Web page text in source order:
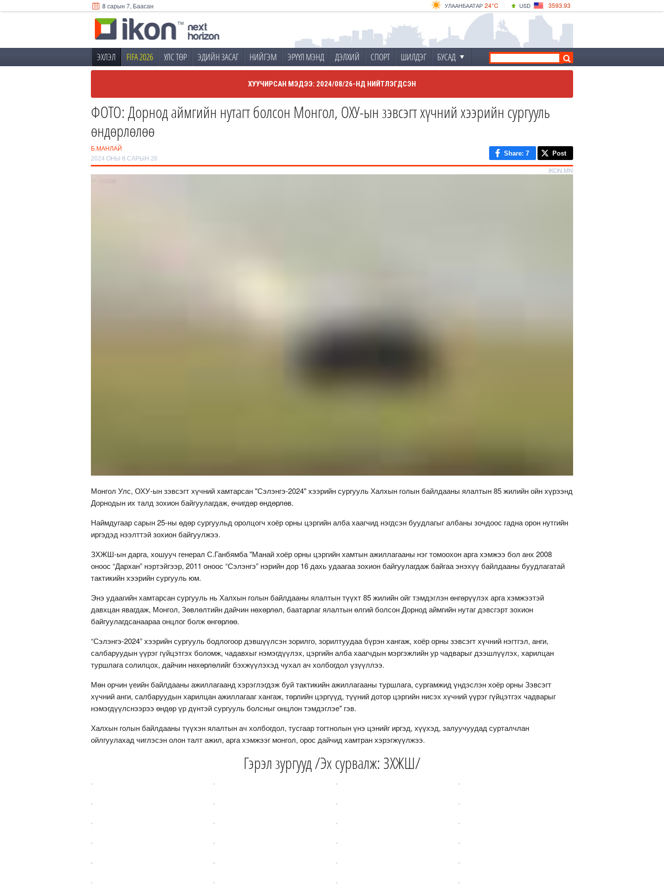
8 сарын 7, Баасан 24°C
УЛААНБААТАР
28°C
ДАРХАН
24°C
ЭРДЭНЭТ
USD 3593.93
4149.01
ЭХЛЭЛ FIFA 2026 УЛС ТӨР ЭДИЙН ЗАСАГ НИЙГЭМ ЭРҮҮЛ МЭНД ДЭЛХИЙ СПОРТ ШИЛДЭГ БУСАД
ХУУЧИРСАН МЭДЭЭ: 2024/08/26-НД НИЙТЛЭГДСЭН
ФОТО: Дорнод аймгийн нутагт болсон Монгол, ОХУ-ын зэвсэгт хүчний хээрийн сургууль
өндөрлөлөө
Б.МАНЛАЙ
2024 ОНЫ 8 САРЫН 26
Share: 7 Post
IKON.MN
Монгол Улс, ОХУ-ын зэвсэгт хүчний хамтарсан "Сэлэнгэ-2024" хээрийн сургууль Халхын голын байлдааны ялалтын 85 жилийн ойн хүрээнд
Дорнодын их талд зохион байгуулагдаж, өчигдөр өндөрлөв.
Наймдугаар сарын 25-ны өдөр сургуульд оролцогч хоёр орны цэргийн алба хаагчид нэгдсэн буудлагыг албаны зочдоос гадна орон нутгийн
иргэдэд нээлттэй зохион байгуулжээ.
ЗХЖШ-ын дарга, хошууч генерал С.Ганбямба "Манай хоёр орны цэргийн хамтын ажиллагааны нэг томоохон арга хэмжээ бол анх 2008
оноос “Дархан” нэртэйгээр, 2011 оноос “Сэлэнгэ” нэрийн дор 16 дахь удаагаа зохион байгуулагдаж байгаа энэхүү байлдааны буудлагатай
тактикийн хээрийн сургууль юм.
Энэ удаагийн хамтарсан сургууль нь Халхын голын байлдааны ялалтын түүхт 85 жилийн ойг тэмдэглэн өнгөрүүлэх арга хэмжээтэй
давхцан явагдаж, Монгол, Зөвлөлтийн дайчин нөхөрлөл, баатарлаг ялалтын өлгий болсон Дорнод аймгийн нутаг дэвсгэрт зохион
байгуулагдсанаараа онцлог болж өнгөрлөө.
“Сэлэнгэ-2024” хээрийн сургууль бодлогоор дэвшүүлсэн зорилго, зорилтуудаа бүрэн хангаж, хоёр орны зэвсэгт хүчний нэгтгэл, анги,
салбаруудын үүрэг гүйцэтгэх боломж, чадавхыг нэмэгдүүлэх, цэргийн алба хаагчдын мэргэжлийн ур чадварыг дээшлүүлэх, харилцан
туршлага солилцох, дайчин нөхөрлөлийг бэхжүүлэхэд чухал ач холбогдол үзүүллээ.
Мөн орчин үеийн байлдааны ажиллагаанд хэрэглэгдэж буй тактикийн ажиллагааны туршлага, сургамжид үндэслэн хоёр орны Зэвсэгт
хүчний анги, салбаруудын харилцан ажиллагааг хангаж, төрлийн цэргүүд, түүний дотор цэргийн нисэх хүчний үүрэг гүйцэтгэх чадварыг
нэмэгдүүлснээрээ өндөр үр дүнтэй сургууль болсныг онцлон тэмдэглэе" гэв.
Халхын голын байлдааны түүхэн ялалтын ач холбогдол, тусгаар тогтнолын үнэ цэнийг иргэд, хүүхэд, залуучуудад сурталчлан
ойлгуулахад чиглэсэн олон талт ажил, арга хэмжээг монгол, орос дайчид хамтран хэрэгжүүлжээ.
Гэрэл зургууд /Эх сурвалж: ЗХЖШ/